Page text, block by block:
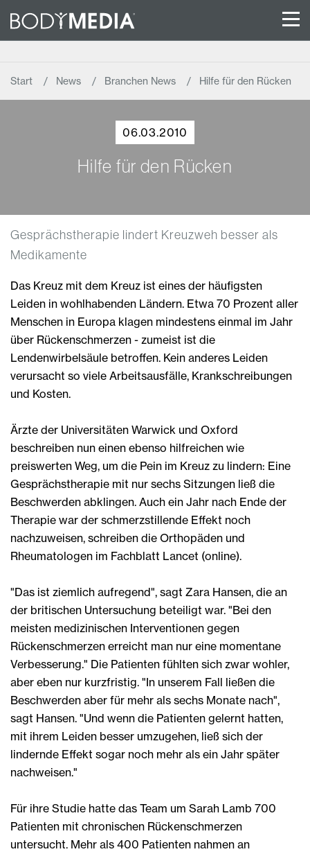
Start News Branchen News Hilfe für den Rücken
06.03.2010
Hilfe für den Rücken
Gesprächstherapie lindert Kreuzweh besser als
Medikamente
Das Kreuz mit dem Kreuz ist eines der häufigsten
Leiden in wohlhabenden Ländern. Etwa 70 Prozent aller
Menschen in Europa klagen mindestens einmal im Jahr
über Rückenschmerzen - zumeist ist die
Lendenwirbelsäule betroffen. Kein anderes Leiden
verursacht so viele Arbeitsausfälle, Krankschreibungen
und Kosten.
Ärzte der Universitäten Warwick und Oxford
beschreiben nun einen ebenso hilfreichen wie
preiswerten Weg, um die Pein im Kreuz zu lindern: Eine
Gesprächstherapie mit nur sechs Sitzungen ließ die
Beschwerden abklingen. Auch ein Jahr nach Ende der
Therapie war der schmerzstillende Effekt noch
nachzuweisen, schreiben die Orthopäden und
Rheumatologen im Fachblatt Lancet (online).
"Das ist ziemlich aufregend", sagt Zara Hansen, die an
der britischen Untersuchung beteiligt war. "Bei den
meisten medizinischen Interventionen gegen
Rückenschmerzen erreicht man nur eine momentane
Verbesserung." Die Patienten fühlten sich zwar wohler,
aber eben nur kurzfristig. "In unserem Fall ließen die
Beschwerden aber für mehr als sechs Monate nach",
sagt Hansen. "Und wenn die Patienten gelernt hatten,
mit ihrem Leiden besser umzugehen, ließ sich der
lindernde Effekt sogar noch mehr als ein Jahr später
nachweisen."
Für ihre Studie hatte das Team um Sarah Lamb 700
Patienten mit chronischen Rückenschmerzen
untersucht. Mehr als 400 Patienten nahmen an